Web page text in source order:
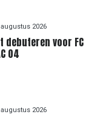
augustus 2026
debuteren voor FC
04
augustus 2026